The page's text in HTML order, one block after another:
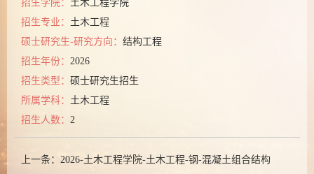
招生学院： 土木工程学院
招生专业： 土木工程
硕士研究生-研究方向： 结构工程
招生年份： 2026
招生类型： 硕士研究生招生
所属学科： 土木工程
招生人数： 2
上一条： 2026-土木工程学院-土木工程-钢-混凝土组合结构